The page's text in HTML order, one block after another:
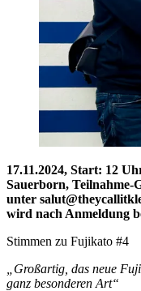
17.11.2024, Start: 12
Sauerborn, Teilnahme-
unter
wird nach Anmeldung
Stimmen zu Fujikato #4
„Großartig, das neue
ganz besonderen Art“